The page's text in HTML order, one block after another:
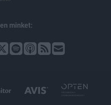
minket: